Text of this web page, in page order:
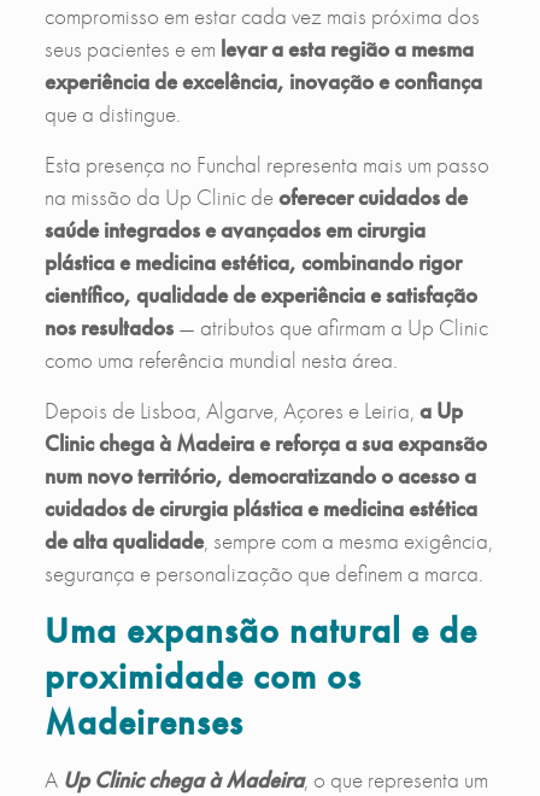
compromisso em estar cada vez mais próxima dos
seus pacientes e em levar a esta região a mesma
experiência de excelência, inovação e confiança
que a distingue.
Esta presença no Funchal representa mais um passo
na missão da Up Clinic deoferecer cuidados de
saúde integrados e avançados em cirurgia
plástica e medicina estética, combinando rigor
científico, qualidade de experiência e satisfação
nos resultados— atributos que afirmam a Up Clinic
como uma referência mundial nesta área.
Depois de Lisboa, Algarve, Açores e Leiria, a Up
Clinic chega à Madeira e reforça a sua expansão
num novo território, democratizando o acesso a
cuidados de cirurgia plástica e medicina estética
de alta qualidade, sempre com a mesma exigência,
segurança e personalização que definem a marca.
Uma expansão natural e de
proximidade com os
Madeirenses
A Up Clinic chega à Madeira, o que representa um